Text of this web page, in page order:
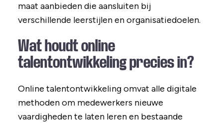
maat aanbieden die aansluiten bij
verschillende leerstijlen en organisatiedoelen.
Wat houdt online
talentontwikkeling precies in?
Online talentontwikkeling omvat alle digitale
methoden om medewerkers nieuwe
vaardigheden te laten leren en bestaande